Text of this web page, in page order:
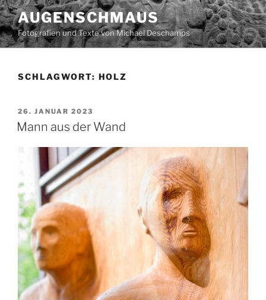
Zum
Inhalt
springen
AUGENSCHMAUS
Fotografien und Texte von Michael Deschamps
SCHLAGWORT: HOLZ
VERÖFFENTLICHT
AM
26. JANUAR 2023
Mann aus der Wand